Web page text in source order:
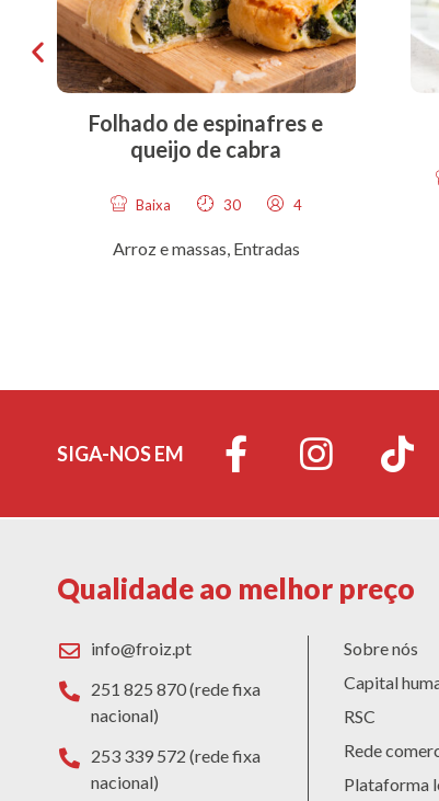
Folhado de espinafres e
queijo de cabra
Baixa 30 4
Arroz e massas, Entradas
SIGA-NOS EM
Qualidade ao melhor preço
info@froiz.pt
251 825 870 (rede fixa
nacional)
253 339 572 (rede fixa
nacional)
Sobre nós
Capital
RSC
Rede
Plataforma